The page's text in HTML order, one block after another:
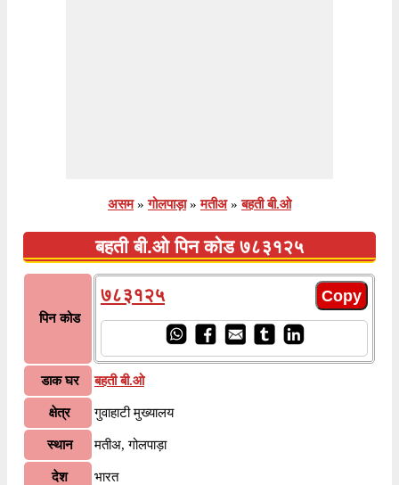
असम » गोलपाड़ा » मतीअ » बहती बी.ओ
बहती बी.ओ पिन कोड ७८३१२५
पिन कोड
७८३१२५
डाक घर बहती बी.ओ
क्षेत्र गुवाहाटी मुख्यालय
स्थान मतीअ, गोलपाड़ा
देश भारत